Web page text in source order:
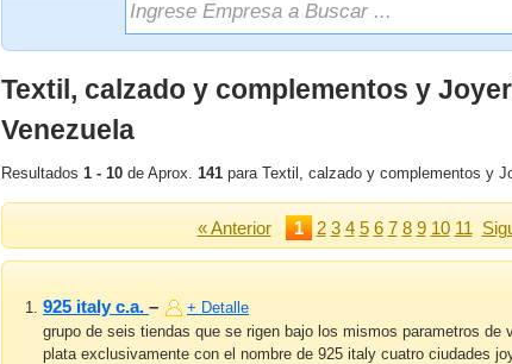
Textil, calzado y complementos y
Venezuela
Resultados 1 - 10 de Aprox. 141 para Textil, calzado y complementos y
« Anterior 1 2 3 4 5 6 7 8 9 10 11
925 italy c.a. –
+ Detalle
grupo de seis tiendas que se rigen bajo los mismos parametros de
plata exclusivamente con el nombre de 925 italy cuatro ciudades